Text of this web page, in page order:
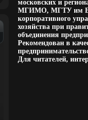
московских и
МГИМО, МГТУ им
корпоративного
хозяйства при
объединения
Рекомендован в
Для читателей,